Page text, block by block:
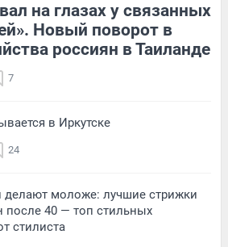
на глазах у связанных
Новый поворот в
россиян в Таиланде
7
в Иркутске
24
моложе: лучшие стрижки
40 — топ стильных
стилиста